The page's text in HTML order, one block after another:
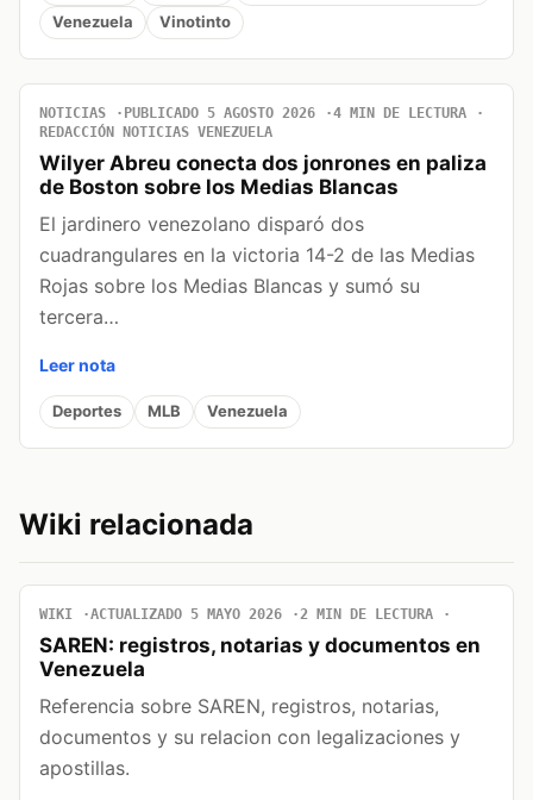
Venezuela Vinotinto
NOTICIAS PUBLICADO 5 AGOSTO 2026
4 MIN DE LECTURA
REDACCIÓN NOTICIAS VENEZUELA
Wilyer Abreu conecta dos jonrones en paliza
de Boston sobre los Medias Blancas
El jardinero venezolano disparó dos
cuadrangulares en la victoria 14-2 de las Medias
Rojas sobre los Medias Blancas y sumó su
tercera…
Leer nota
Deportes MLB Venezuela
Wiki relacionada
WIKI ACTUALIZADO 5 MAYO 2026 2 MIN DE LECTURA
SAREN: registros, notarias y documentos en
Venezuela
Referencia sobre SAREN, registros, notarias,
documentos y su relacion con legalizaciones y
apostillas.